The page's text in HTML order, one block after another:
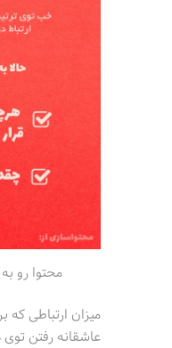
محتوا رو
میزان ارتباطی که